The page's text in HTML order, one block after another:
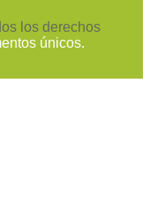
los derechos
únicos.